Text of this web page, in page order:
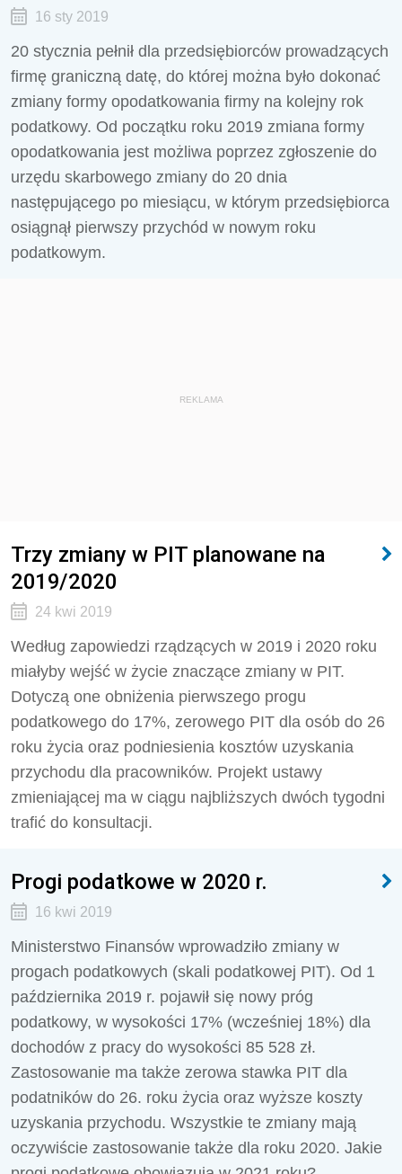
16 sty 2019
20 stycznia pełnił dla przedsiębiorców prowadzących
firmę graniczną datę, do której można było dokonać
zmiany formy opodatkowania firmy na kolejny rok
podatkowy. Od początku roku 2019 zmiana formy
opodatkowania jest możliwa poprzez zgłoszenie do
urzędu skarbowego zmiany do 20 dnia
następującego po miesiącu, w którym przedsiębiorca
osiągnął pierwszy przychód w nowym roku
podatkowym.
REKLAMA
Trzy zmiany w PIT planowane na
2019/2020
24 kwi 2019
Według zapowiedzi rządzących w 2019 i 2020 roku
miałyby wejść w życie znaczące zmiany w PIT.
Dotyczą one obniżenia pierwszego progu
podatkowego do 17%, zerowego PIT dla osób do 26
roku życia oraz podniesienia kosztów uzyskania
przychodu dla pracowników. Projekt ustawy
zmieniającej ma w ciągu najbliższych dwóch tygodni
trafić do konsultacji.
Progi podatkowe w 2020 r.
16 kwi 2019
Ministerstwo Finansów wprowadziło zmiany w
progach podatkowych (skali podatkowej PIT). Od 1
października 2019 r. pojawił się nowy próg
podatkowy, w wysokości 17% (wcześniej 18%) dla
dochodów z pracy do wysokości 85 528 zł.
Zastosowanie ma także zerowa stawka PIT dla
podatników do 26. roku życia oraz wyższe koszty
uzyskania przychodu. Wszystkie te zmiany mają
oczywiście zastosowanie także dla roku 2020. Jakie